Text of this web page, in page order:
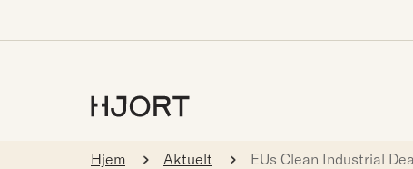
Hjem Aktuelt EUs Clean Industrial